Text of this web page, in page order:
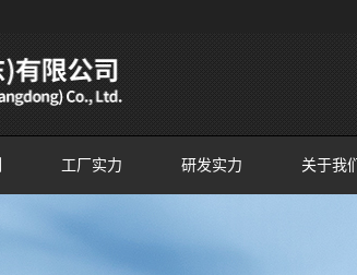
工厂实力 研发实力 关于我们